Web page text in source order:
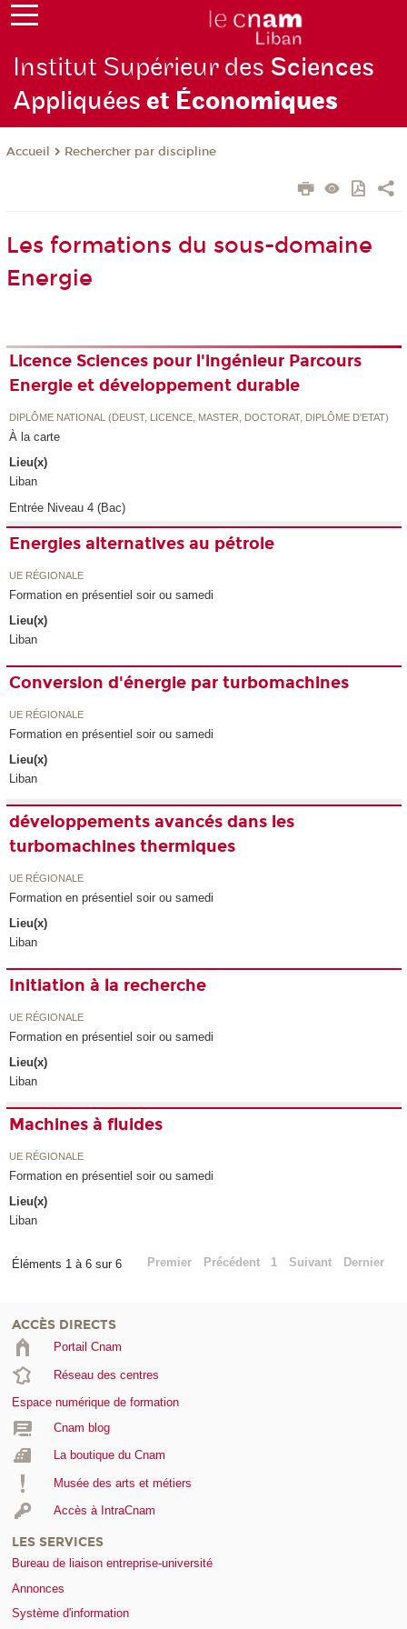
Institut Supérieur des Sciences
Appliquéeset Économiques
Accueil Rechercher par discipline
Les formations du sous-domaine
Energie
Licence Sciences pour l'ingénieur Parcours
Energie et développement durable
DIPLÔME NATIONAL (DEUST, LICENCE, MASTER, DOCTORAT, DIPLÔME D'ETAT)
À la carte
Lieu(x)
Liban
Entrée Niveau 4 (Bac)
Energies alternatives au pétrole
UE RÉGIONALE
Formation en présentiel soir ou samedi
Lieu(x)
Liban
Conversion d'énergie par turbomachines
UE RÉGIONALE
Formation en présentiel soir ou samedi
Lieu(x)
Liban
développements avancés dans les
turbomachines thermiques
UE RÉGIONALE
Formation en présentiel soir ou samedi
Lieu(x)
Liban
Initiation à la recherche
UE RÉGIONALE
Formation en présentiel soir ou samedi
Lieu(x)
Liban
Machines à fluides
UE RÉGIONALE
Formation en présentiel soir ou samedi
Lieu(x)
Liban
Éléments 1 à 6 sur 6 Premier Précédent 1 Suivant Dernier
ACCÈS DIRECTS
Portail Cnam
Réseau des centres
Espace numérique de formation
Cnam blog
La boutique du Cnam
Musée des arts et métiers
Accès à IntraCnam
LES SERVICES
Bureau de liaison entreprise-université
Annonces
Système d'information